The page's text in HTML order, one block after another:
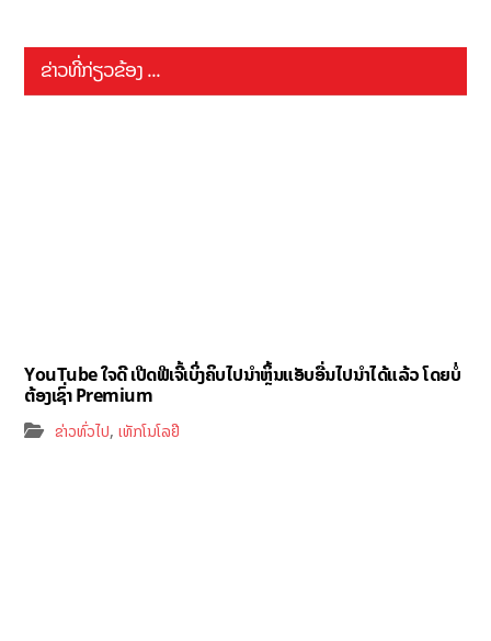
ຂ່າວທີ່ກ່ຽວຂ້ອງ ...
YouTube ໃຈດີ ເປີດຟີເຈີ້ເບິ່ງຄິບໄປນຳຫຼິ້ນແອັບອື່ນໄປນຳໄດ້ແລ້ວ ໂດຍບໍ່
ຕ້ອງເຊົ່າ Premium
ຂ່າວທົ່ວໄປ,ເທັກໂນໂລຢີ